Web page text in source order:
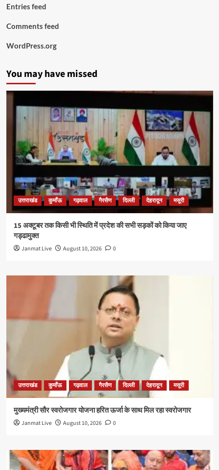
Entries feed
Comments feed
WordPress.org
You may have missed
उत्तराखंड कुमाँऊ गढ़वाल गैरसैण दिल्ली देहरादून मसूरी
15 अक्टूबर तक किसी भी स्थिति में प्रदेश की सभी सड़कों को किया जाए
गड्ढामुक्त
Janmat Live August 10, 2026 0
उत्तराखंड कुमाँऊ गढ़वाल गैरसैण दिल्ली देहरादून मसूरी
मुख्यमंत्री सौर स्वरोजगार योजना हरित ऊर्जा के साथ मिल रहा स्वरोजगार
Janmat Live August 10, 2026 0